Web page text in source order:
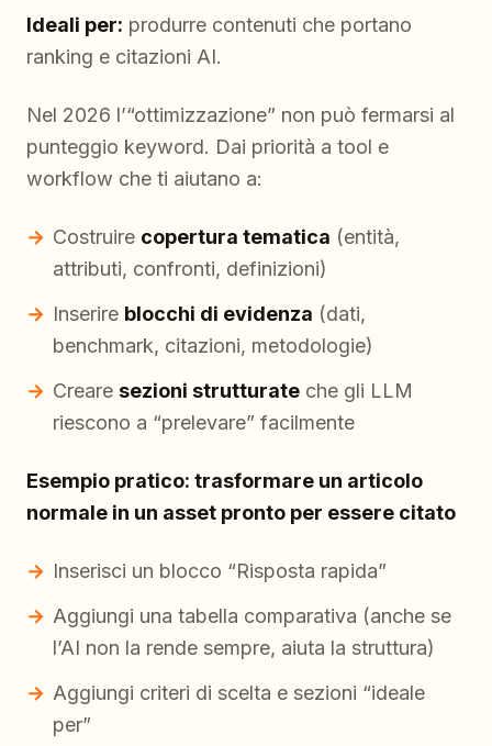
Ideali per: produrre contenuti che portano
ranking e citazioni AI.
Nel 2026 l’“ottimizzazione” non può fermarsi al
punteggio keyword. Dai priorità a tool e
workflow che ti aiutano a:
Costruire copertura tematica (entità,
attributi, confronti, definizioni)
Inserire blocchi di evidenza (dati,
benchmark, citazioni, metodologie)
Creare sezioni strutturate che gli LLM
riescono a “prelevare” facilmente
Esempio pratico: trasformare un articolo
normale in un asset pronto per essere citato
Inserisci un blocco “Risposta rapida”
Aggiungi una tabella comparativa (anche se
l’AI non la rende sempre, aiuta la struttura)
Aggiungi criteri di scelta e sezioni “ideale
per”